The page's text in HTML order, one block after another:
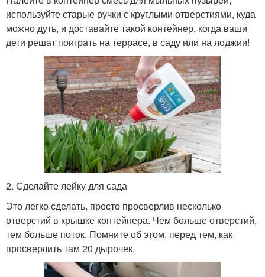
используйте старые ручки с круглыми отверстиями, куда
можно дуть, и доставайте такой контейнер, когда ваши
дети решат поиграть на террасе, в саду или на лоджии!
2. Сделайте лейку для сада
Это легко сделать, просто просверлив несколько
отверстий в крышке контейнера. Чем больше отверстий,
тем больше поток. Помните об этом, перед тем, как
просверлить там 20 дырочек.